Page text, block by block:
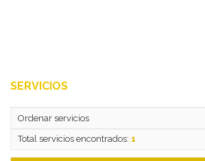
SERVICIOS
Total servicios encontrados: 1